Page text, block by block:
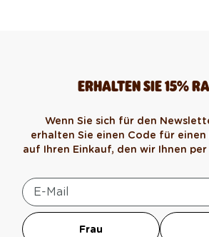
ERHALTEN SIE 15%
Wenn Sie sich für den
erhalten Sie einen Code für einen
auf Ihren Einkauf, den wir Ihnen per
Frau